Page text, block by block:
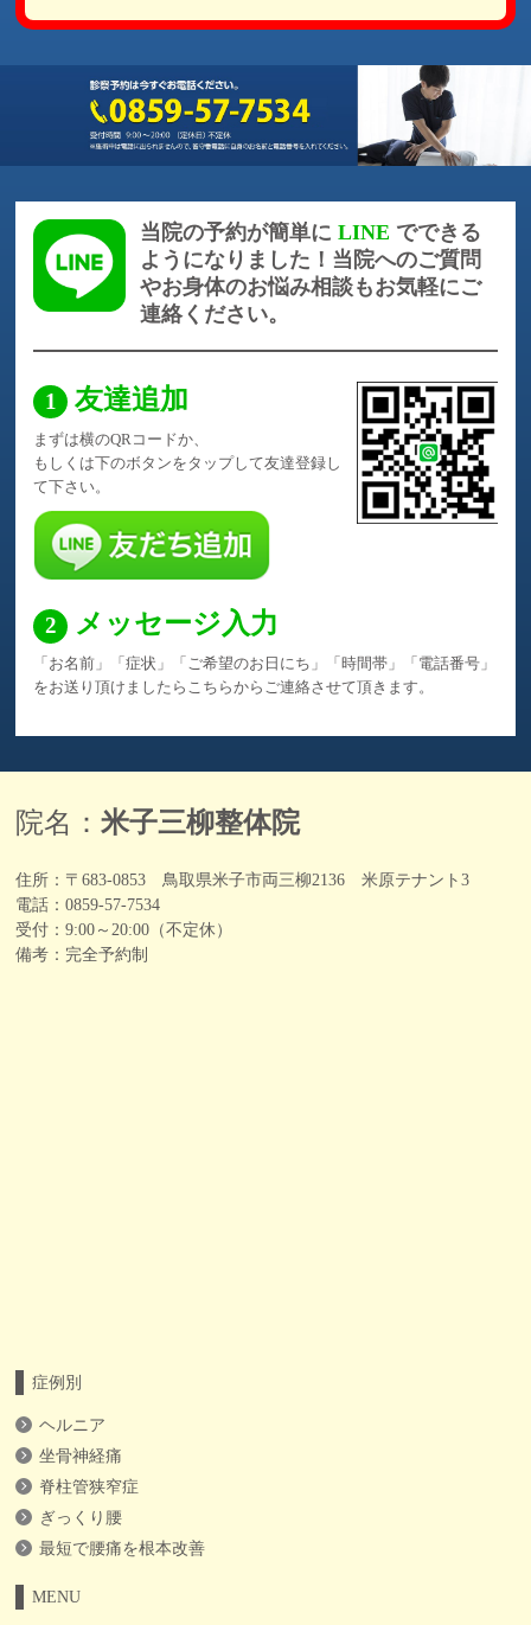
当院の予約が簡単にLINE でできる
ようになりました！ 当院へのご質問
やお身体のお悩み相談もお気軽にご
連絡ください。
友達追加
まずは横のQRコードか、
もしくは下のボタンをタップして友達登録し
て下さい。
メッセージ入力
「お名前」「症状」「ご希望のお日にち」「時間帯」
「電話番号」
をお送り頂けましたら こちらからご連絡させて頂きます。
院名：米子三柳整体院
住所：〒683-0853 鳥取県米子市両三柳2136 米原テナント3
電話：0859-57-7534
受付：9:00～20:00（不定休）
備考：完全予約制
症例別
ヘルニア
坐骨神経痛
脊柱管狭窄症
ぎっくり腰
最短で腰痛を根本改善
MENU